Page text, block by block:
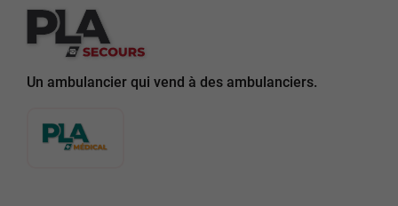
Un ambulancier qui vend à des ambulanciers.